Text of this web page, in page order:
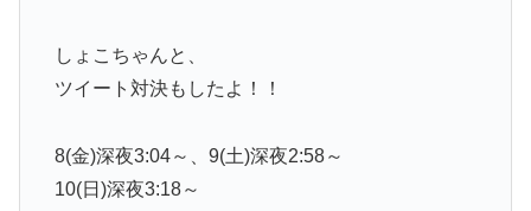
しょこちゃんと、
ツイート対決もしたよ！！
8(金)深夜3:04～、9(土)深夜2:58～
10(日)深夜3:18～